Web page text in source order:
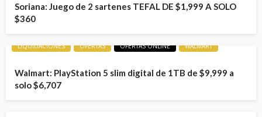
Soriana: Juego de 2 sartenes TEFAL DE $1,999 A SOLO
$360
LIQUIDACIONES OFERTAS OFERTAS ONLINE WALMART
Walmart: PlayStation 5 slim digital de 1TB de $9,999 a
solo $6,707